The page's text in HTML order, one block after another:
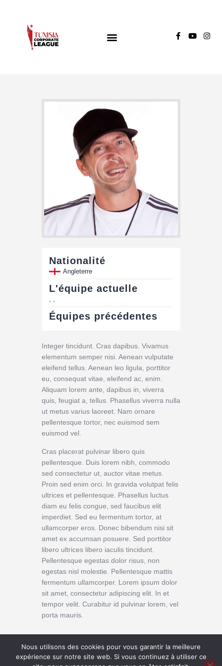
TUNISIA CORPORATE LEAGUE
Compétition de football inter-entreprises
Nationalité
Angleterre
L'équipe actuelle
Équipes précédentes
Integer tincidunt. Cras dapibus. Vivamus
elementum semper nisi. Aenean vulputate
eleifend tellus. Aenean leo ligula, porttitor
eu, consequat vitae, eleifend ac, enim.
Aliquam lorem ante, dapibus in, viverra
quis, feugiat a, tellus. Phasellus viverra nulla
ut metus varius laoreet. Nam ornare
pellentesque tortor, nec euismod sem
euismod vel.
Cras placerat pulvinar libero quis
pellentesque. Duis lorem nibh, commodo
sed consectetur ut, auctor vitae metus.
Proin sed enim orci. In gravida volutpat felis
ultrices et pellentesque. Phasellus luctus
diam eu felis congue, sed faucibus elit
imperdiet. Sed eu fermentum tortor, at
ullamcorper eros. Donec bibendum nisi sit
amet ex accumsan posuere. Sed porttitor
libero ultrices libero iaculis tincidunt.
Pellentesque egestas dolor risus, non
egestas nisl molestie. Pellentesque mattis
fermentum ullamcorper. Lorem ipsum dolor
sit amet, consectetur adipiscing elit. In et
tempor velit. Curabitur id pulvinar lorem, vel
porta mauris.
Nous utilisons des cookies pour vous garantir la meilleure
expérience sur notre site web. Si vous continuez à utiliser ce